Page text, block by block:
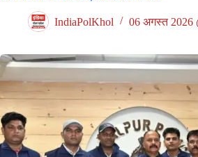
IndiaPolKhol 06 अगस्त 2026